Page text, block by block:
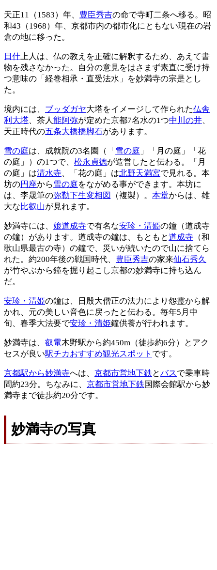
天正11（1583）年、 豊臣秀吉の命で寺町二条へ移る。昭
和43（1968）年、京都市内の都市化にともない現在の岩
倉の地に移った。
日什上人は、仏の教えを正確に解釈するため、あえて書
物を残さなかった。自分の意見をはさまず素直に受け持
つ意味の「経巻相承・直受法水」を妙満寺の宗是とし
た。
境内には、 ブッダガヤ大塔をイメージして作られた仏舎
利大塔、茶人能阿弥が定めた京都7名水の1つ中川の井、
天正時代の五条大橋橋脚石があります。
雪の庭は、成就院の3名園（「 雪の庭 」「月の庭」「花
の庭」）の1つで、 松永貞徳が造営したと伝わる。「月
の庭」は清水寺、「花の庭」は北野天満宮で見れる。本
坊の円座から雪の庭をながめる事ができます。本坊に
は、李晟筆の弥勒下生変相図 （複製）。 本堂からは、雄
大な比叡山が見れます。
妙満寺には、 娘道成寺で有名な安珍・清姫の鐘（道成寺
の鐘）があります。道成寺の鐘は、もともと道成寺 （和
歌山県最古の寺）の鐘で、災いが続いたので山に捨てら
れた。約200年後の戦国時代、 豊臣秀吉の家来仙石秀久
が竹やぶから鐘を掘り起こし京都の妙満寺に持ち込ん
だ。
安珍・清姫の鐘は、日殷大僧正の法力により怨霊から解
かれ、元の美しい音色に戻ったと伝わる。毎年5月中
旬、春季大法要で安珍・清姫鐘供養が行われます。
妙満寺は、 叡電木野駅から約450m（徒歩約6分）とアク
セスが良い駅チカおすすめ観光スポット です。
京都駅から妙満寺へは、 京都市営地下鉄 とバスで乗車時
間約23分。ちなみに、 京都市営地下鉄 国際会館駅から妙
満寺まで徒歩約20分です。
妙満寺の写真